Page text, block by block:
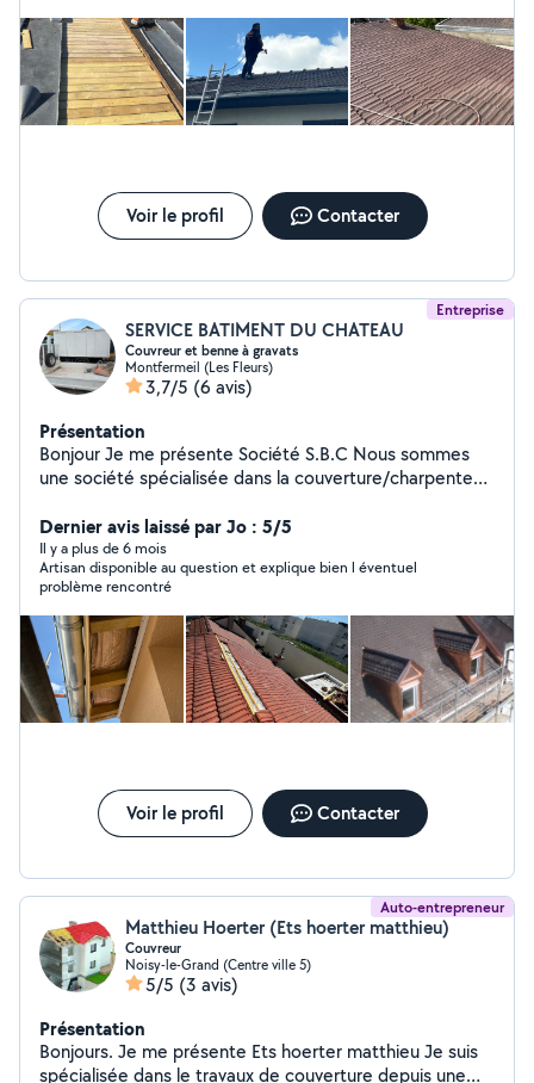
Voir le profil Contacter
Entreprise
SERVICE BATIMENT DU CHATEAU
Couvreur et benne à gravats
Montfermeil (Les Fleurs)
3,7/5 (6 avis)
Présentation
Bonjour Je me présente Société S.B.C Nous sommes
une société spécialisée dans la couverture/charpente
9ans d'expérience Nous faisons aussi l'évacuation de
tout type de déchets et de gravats et (démolition)
Nous sommes disponibles pour toutes vos demandes.
Merci beaucoup
Dernier avis laissé par Jo : 5/5
Il y a plus de 6 mois
Artisan disponible au question et explique bien l éventuel
problème rencontré
Voir le profil Contacter
Auto-entrepreneur
Matthieu Hoerter (Ets hoerter matthieu)
Couvreur
Noisy-le-Grand (Centre ville 5)
5/5 (3 avis)
Présentation
Bonjours. Je me présente Ets hoerter matthieu Je suis
spécialisée dans le travaux de couverture depuis une